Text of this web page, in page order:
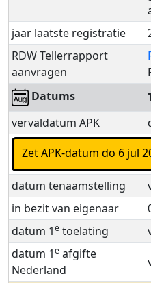
jaar laatste registratie
RDW Tellerrapport
aanvragen
Datums
vervaldatum APK
Zet APK-
datum tenaamstelling
in bezit van eigenaar
datum 1e toelating
datum 1e afgifte
Nederland